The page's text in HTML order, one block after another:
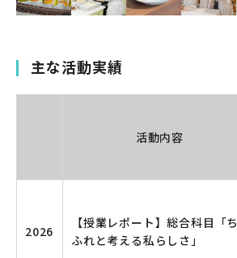
主な活動実績
活動内容
2026
【授業レポート】総合科目「ち
ふれと考える私らしさ」